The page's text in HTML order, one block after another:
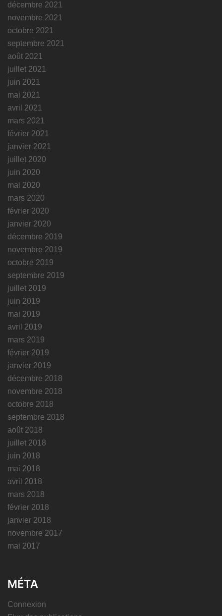
décembre 2021
novembre 2021
octobre 2021
septembre 2021
août 2021
juillet 2021
juin 2021
mai 2021
avril 2021
mars 2021
février 2021
janvier 2021
juillet 2020
juin 2020
mai 2020
mars 2020
février 2020
janvier 2020
décembre 2019
novembre 2019
octobre 2019
septembre 2019
juillet 2019
juin 2019
mai 2019
avril 2019
mars 2019
février 2019
janvier 2019
décembre 2018
novembre 2018
octobre 2018
septembre 2018
août 2018
juillet 2018
juin 2018
mai 2018
avril 2018
mars 2018
février 2018
janvier 2018
novembre 2017
mai 2017
MÉTA
Connexion